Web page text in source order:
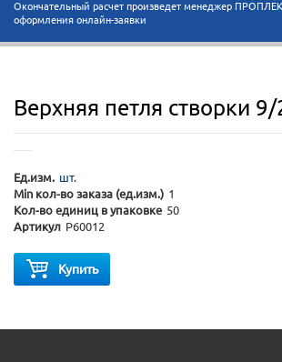
Окончательный расчет произведет менеджер
оформления онлайн-заявки
Верхняя петля створки
Ед.изм. шт.
Min кол-во заказа (ед.изм.) 1
Кол-во единиц в упаковке 50
Артикул P60012
Купить